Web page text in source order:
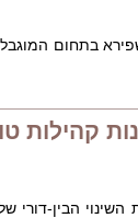
בתחום
קהילות
הבין-דורי